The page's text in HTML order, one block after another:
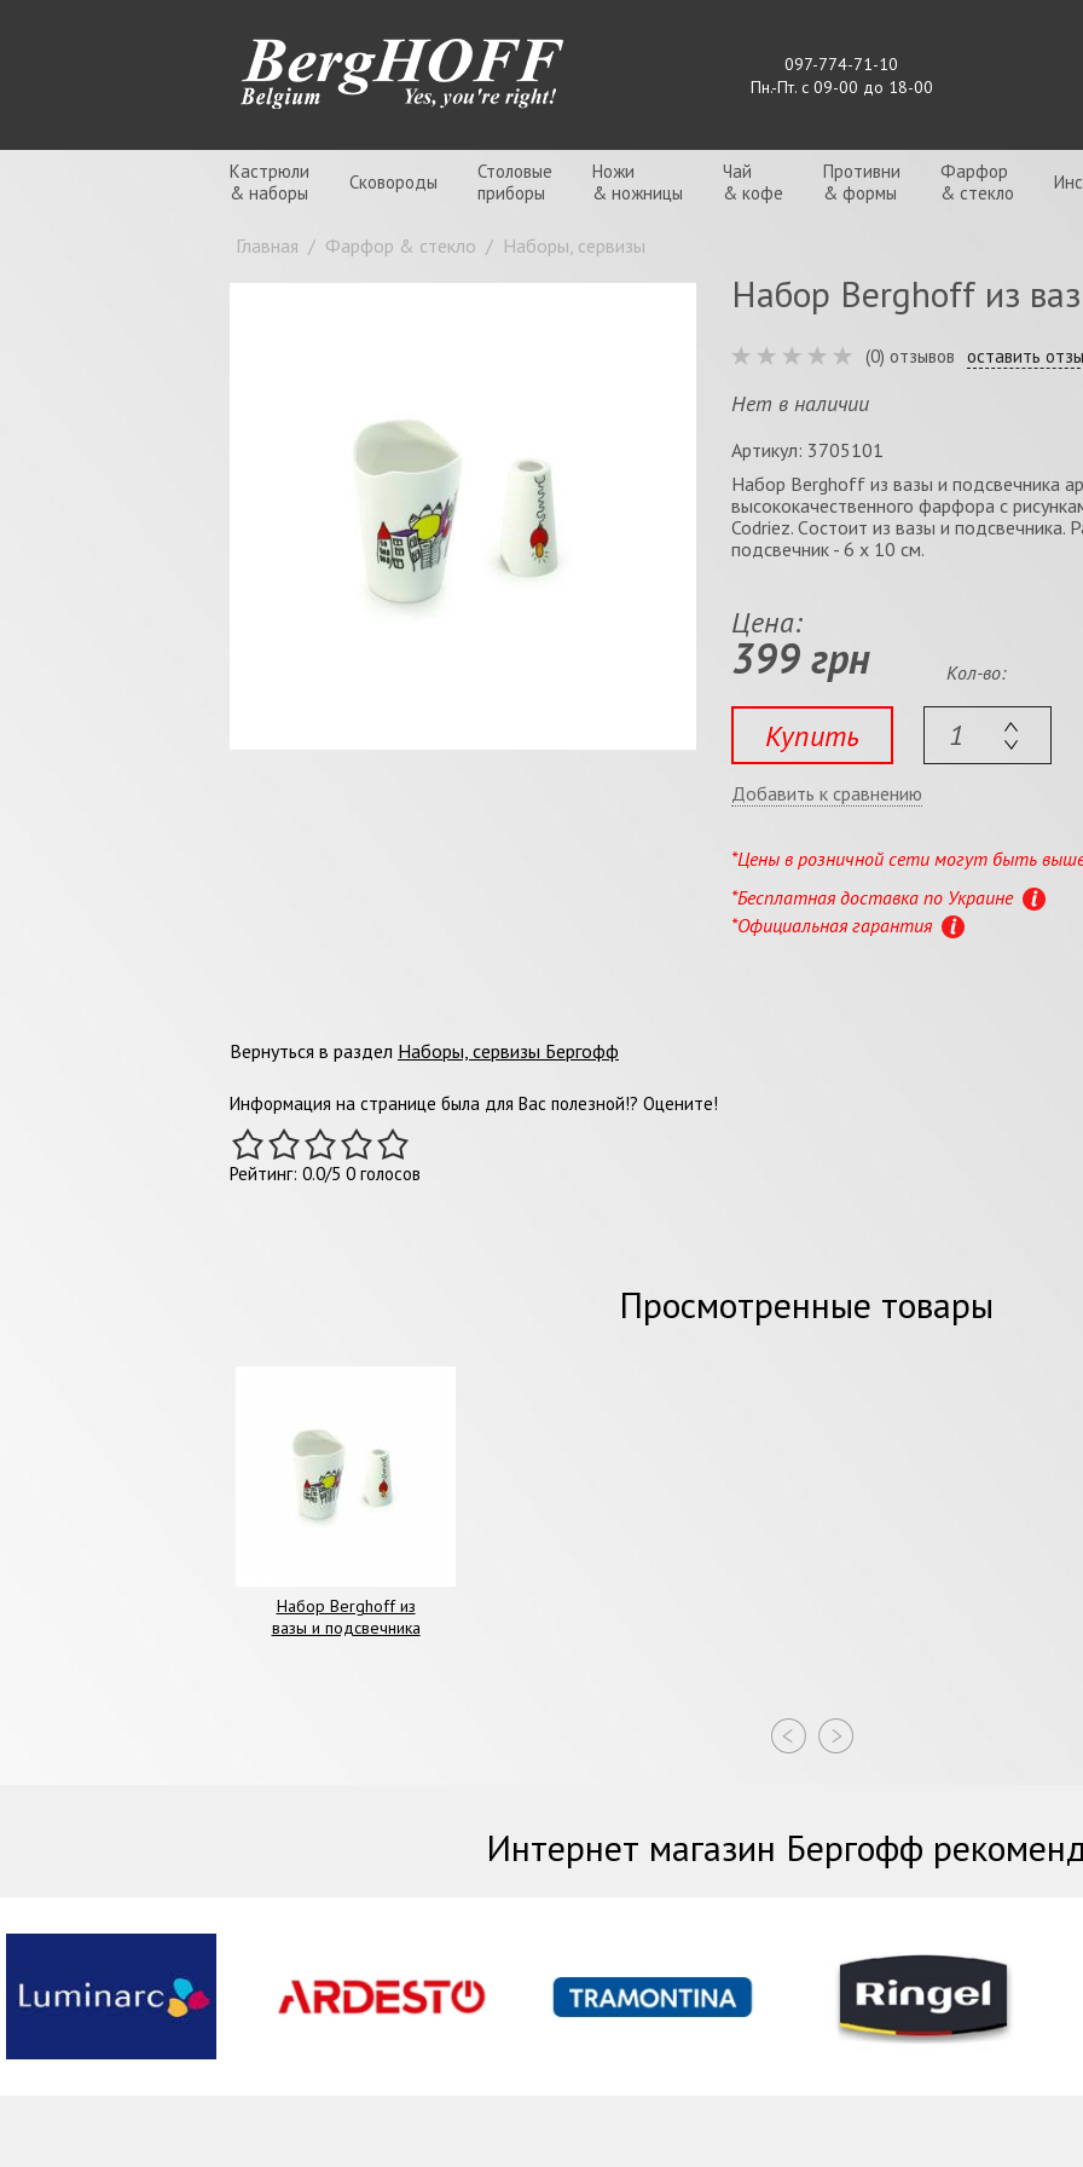
097-774-71-10
Пн.-Пт. с 09-00 до 18-00
Кастрюли
& наборы
Сковороды
Столовые
приборы
Ножи
& ножницы
Чай
& кофе
Противни
& формы
Фарфор
& стекло
Главная / Фарфор & стекло / Наборы, сервизы
Набор Berghoff из
(0) отзывов оставить
Нет в наличии
Артикул: 3705101
Набор Berghoff из вазы и подсвечника
высококачественного фарфора с
Codriez. Cостоит из вазы и подсвечника.
подсвечник - 6 х 10 см.
Цена:
399 грн
Купить
Кол-во:
Добавить к сравнению
*Цены в розничной сети могут быть
*Бесплатная доставка по Украине
*Официальная гарантия
Вернуться в раздел Наборы, сервизы Бергофф
Информация на странице была для Вас полезной!? Оцените!
Рейтинг: 0.0/5 0 голосов
Просмотренные товары
Набор Berghoff из
вазы и подсвечника
Интернет магазин Бергофф